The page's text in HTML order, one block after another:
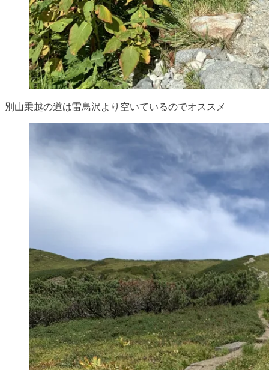
別山乗越の道は雷鳥沢より空いているのでオススメ